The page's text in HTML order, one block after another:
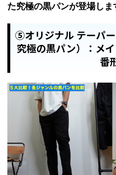
た究極の黒パンが登場しま
⑤オリジナル テーパ
究極の黒パン）：メ
番